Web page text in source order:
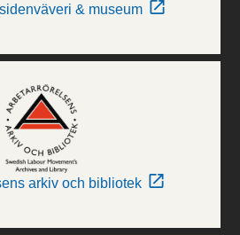
& museum
arkiv och bibliotek